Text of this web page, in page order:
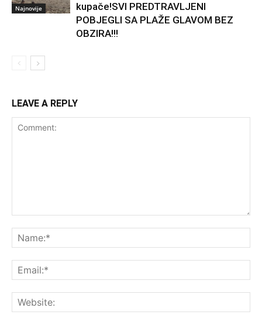
Najnovije
kupače!SVI PREDTRAVLJENI
POBJEGLI SA PLAŽE GLAVOM BEZ
OBZIRA!!!
LEAVE A REPLY